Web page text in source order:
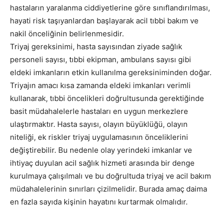
hastaların yaralanma ciddiyetlerine göre sınıflandırılması,
hayati risk taşıyanlardan başlayarak acil tıbbi bakım ve
nakil önceliğinin belirlenmesidir.
Triyaj gereksinimi, hasta sayısından ziyade sağlık
personeli sayısı, tıbbi ekipman, ambulans sayısı gibi
eldeki imkanların etkin kullanılma gereksiniminden doğar.
Triyajın amacı kısa zamanda eldeki imkanları verimli
kullanarak, tıbbi öncelikleri doğrultusunda gerektiğinde
basit müdahalelerle hastaları en uygun merkezlere
ulaştırmaktır. Hasta sayısı, olayın büyüklüğü, olayın
niteliği, ek riskler triyaj uygulamasının önceliklerini
değiştirebilir. Bu nedenle olay yerindeki imkanlar ve
ihtiyaç duyulan acil sağlık hizmeti arasında bir denge
kurulmaya çalışılmalı ve bu doğrultuda triyaj ve acil bakım
müdahalelerinin sınırları çizilmelidir. Burada amaç daima
en fazla sayıda kişinin hayatını kurtarmak olmalıdır.